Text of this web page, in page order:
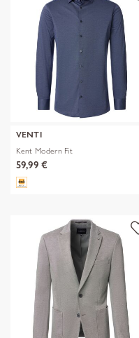
VENTI
Kent Modern Fit
59,99 €